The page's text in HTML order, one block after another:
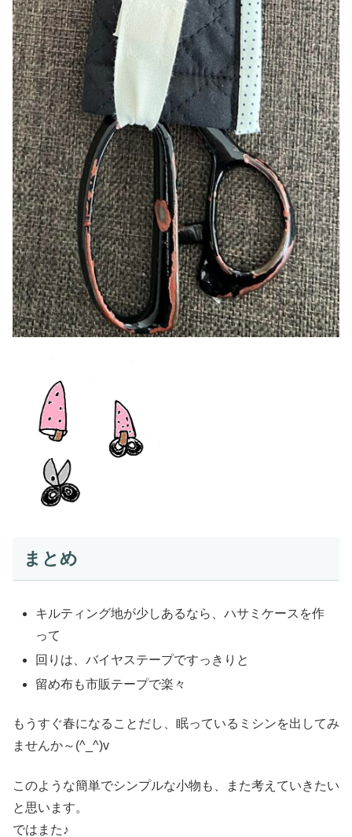
まとめ
キルティング地が少しあるなら、ハサミケースを作
って
回りは、バイヤステープですっきりと
留め布も市販テープで楽々
もうすぐ春になることだし、眠っているミシンを出してみ
ませんか～(^_^)v
このような簡単でシンプルな小物も、また考えていきたい
と思います。
ではまた♪